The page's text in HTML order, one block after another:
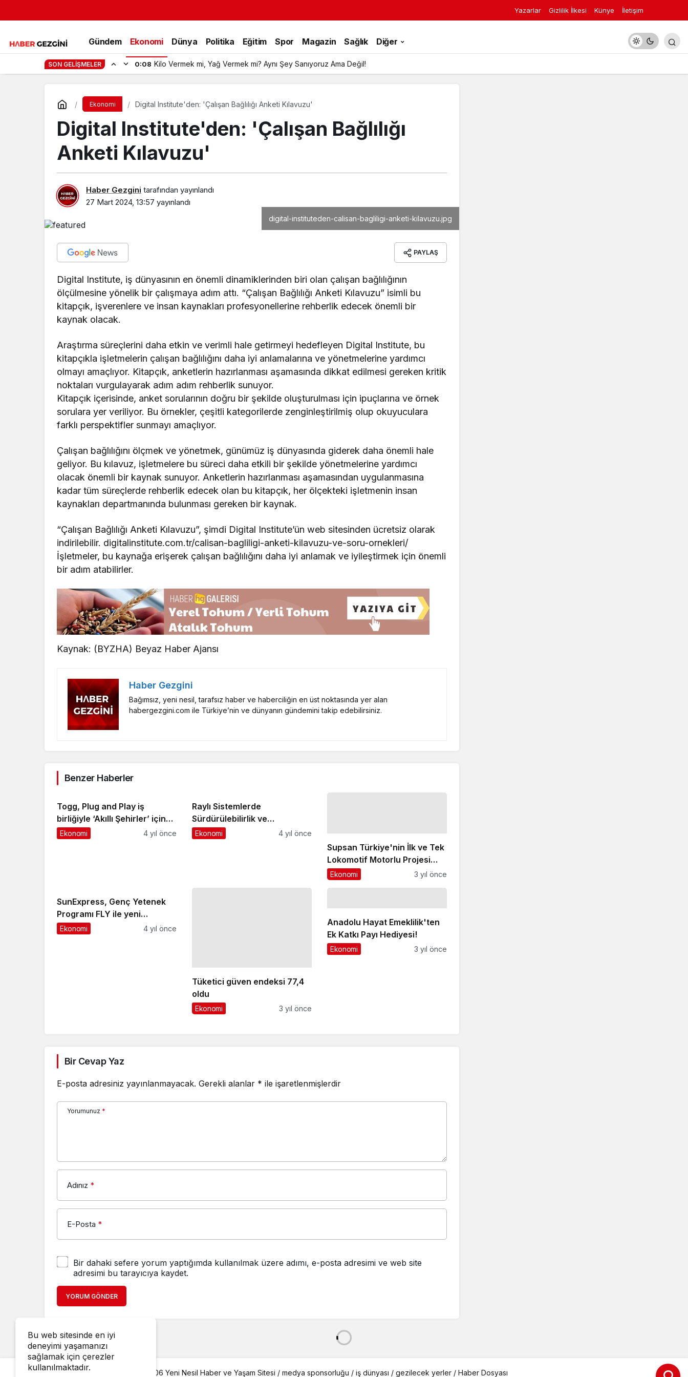
Yazarlar Gizlilik İlkesi Künye İletişim
Gündem Ekonomi Dünya Politika Eğitim Spor Magazin Sağlık Diğer
SON GELIŞMELER 0:08 Kilo Vermek mi, Yağ Vermek mi? Aynı Şey Sanıyoruz Ama Değil!
Ekonomi Digital Institute'den: 'Çalışan Bağlılığı Anketi Kılavuzu'
Digital Institute'den: 'Çalışan Bağlılığı
Anketi Kılavuzu'
Haber Gezgini tarafından yayınlandı
27 Mart 2024, 13:57 yayınlandı
digital-instituteden-calisan-bagliligi-anketi-kilavuzu.jpg
PAYLAŞ
Digital Institute, iş dünyasının en önemli dinamiklerinden biri olan çalışan bağlılığının
ölçülmesine yönelik bir çalışmaya adım attı. “Çalışan Bağlılığı Anketi Kılavuzu” isimli bu
kitapçık, işverenlere ve insan kaynakları profesyonellerine rehberlik edecek önemli bir
kaynak olacak.
Araştırma süreçlerini daha etkin ve verimli hale getirmeyi hedefleyen Digital Institute, bu
kitapçıkla işletmelerin çalışan bağlılığını daha iyi anlamalarına ve yönetmelerine yardımcı
olmayı amaçlıyor. Kitapçık, anketlerin hazırlanması aşamasında dikkat edilmesi gereken kritik
noktaları vurgulayarak adım adım rehberlik sunuyor.
Kitapçık içerisinde, anket sorularının doğru bir şekilde oluşturulması için ipuçlarına ve örnek
sorulara yer veriliyor. Bu örnekler, çeşitli kategorilerde zenginleştirilmiş olup okuyuculara
farklı perspektifler sunmayı amaçlıyor.
Çalışan bağlılığını ölçmek ve yönetmek, günümüz iş dünyasında giderek daha önemli hale
geliyor. Bu kılavuz, işletmelere bu süreci daha etkili bir şekilde yönetmelerine yardımcı
olacak önemli bir kaynak sunuyor. Anketlerin hazırlanması aşamasından uygulanmasına
kadar tüm süreçlerde rehberlik edecek olan bu kitapçık, her ölçekteki işletmenin insan
kaynakları departmanında bulunması gereken bir kaynak.
“Çalışan Bağlılığı Anketi Kılavuzu”, şimdi Digital Institute’ün web sitesinden ücretsiz olarak
indirilebilir. digitalinstitute.com.tr/calisan-bagliligi-anketi-kilavuzu-ve-soru-ornekleri/
İşletmeler, bu kaynağa erişerek çalışan bağlılığını daha iyi anlamak ve iyileştirmek için önemli
bir adım atabilirler.
Kaynak: (BYZHA) Beyaz Haber Ajansı
Haber Gezgini
Bağımsız, yeni nesil, tarafsız haber ve haberciliğin en üst noktasında yer alan
habergezgini.com ile Türkiye’nin ve dünyanın gündemini takip edebilirsiniz.
Benzer Haberler
Togg, Plug and Play iş
birliğiyle ‘Akıllı Şehirler’ için
start-up’ları destekleyecek
Ekonomi 4 yıl önce
Raylı Sistemlerde
Sürdürülebilirlik ve
Yerlileştirme konuşuldu
Ekonomi 4 yıl önce
Supsan Türkiye'nin İlk ve Tek
Lokomotif Motorlu Projesi
Özgün Motor'un Tasarım
Ekonomi 3 yıl önce
SunExpress, Genç Yetenek
Programı FLY ile yeni
mezunlara iş fırsatı sunuyor
Ekonomi 4 yıl önce
Anadolu Hayat Emeklilik'ten
Ek Katkı Payı Hediyesi!
Ekonomi 3 yıl önce
E-Posta*
Bir dahaki sefere yorum yaptığımda kullanılmak üzere adımı, e-posta adresimi ve web site
Bu web sitesinde en iyi
deneyimi yaşamanızı
sağlamak için çerezler
kullanılmaktadır.